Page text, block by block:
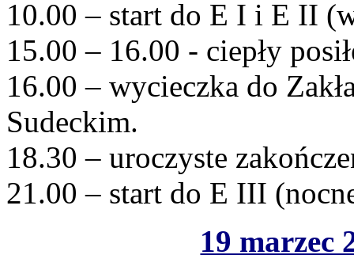
10.00 – start do E I i E II
15.00 – 16.00 - ciepły
16.00 – wycieczka do
Sudeckim.
18.30 – uroczyste
21.00 – start do E III
19 marzec